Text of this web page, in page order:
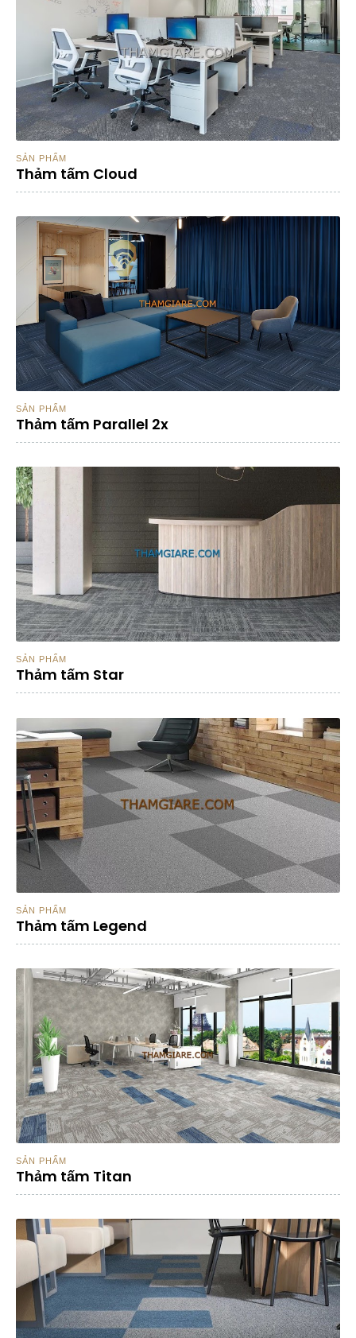
SẢN PHẨM
Thảm tấm Cloud
SẢN PHẨM
Thảm tấm Parallel 2x
SẢN PHẨM
Thảm tấm Star
SẢN PHẨM
Thảm tấm Legend
SẢN PHẨM
Thảm tấm Titan